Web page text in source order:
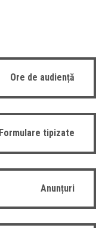
Ore de audiență
Formulare tipizate
Anunțuri